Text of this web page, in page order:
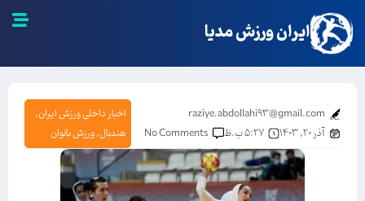
ایران ورزش مدیا
raziye.abdollahi93@gmail.com
آذر ۲۰, ۱۴۰۳
۵:۲۷ ب.ظ No Comments
اخبار داخلی ورزش ایران,
هندبال,ورزش بانوان